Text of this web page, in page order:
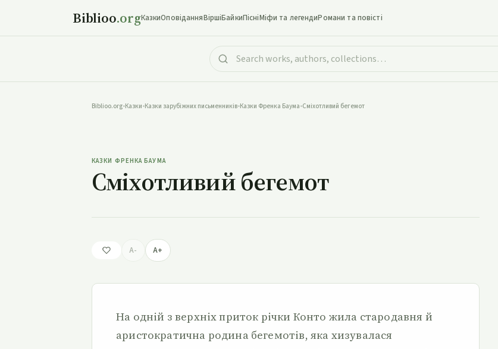
Biblioo.orgКазкиОповіданняВіршіБайкиПісніМіфи та легендиРомани та повісті
Biblioo.org•Казки•Казки зарубіжних письменників•Казки Френка Баума•Сміхотливий бегемот
КАЗКИ ФРЕНКА БАУМА
Сміхотливий бегемот
A- A+
На одній з верхніх приток річки Конто жила стародавня й
аристократична родина бегемотів, яка хизувалася